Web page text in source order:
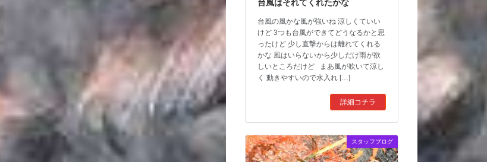
台風はそれてくれたかな
台風の風かな風が強いね 涼しくていい
けど 3つも台風ができてどうなるかと思
ったけど 少し直撃からは離れてくれる
かな 風はいらないから少しだけ雨が欲
しいところだけど まあ風が吹いて涼し
く 動きやすいので水入れ […]
詳細コチラ
スタッフブログ